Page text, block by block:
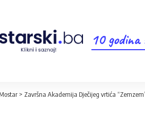
10 godina
Mostar > Završna Akademija Dječijeg vrtića